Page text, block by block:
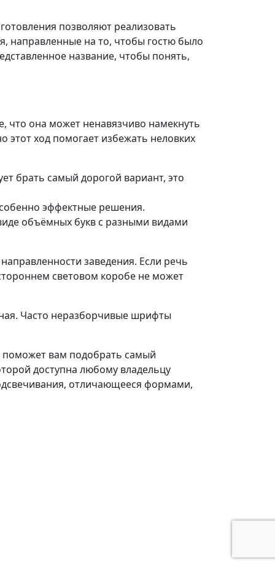
позволяют реализовать
направленные на то, чтобы гостю было
название, чтобы понять,
что она может ненавязчиво намекнуть
этот ход помогает избежать неловких
брать самый дорогой вариант, это
эффектные решения.
объёмных букв с разными видами
заведения. Если речь
световом коробе не может
Часто неразборчивые шрифты
поможет вам подобрать самый
доступна любому владельцу
отличающееся формами,